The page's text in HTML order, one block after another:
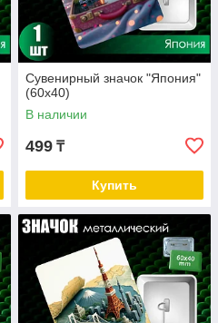
Сувенирный значок "Япония"
(60х40)
В наличии
499 ₸
Купить